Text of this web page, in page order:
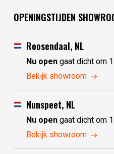
OPENINGSTIJDEN
Roosendaal, NL
Nu opengaat dicht om
zaterdag
zondag
maandag
dinsdag
woensdag
Bekijk showroom
Nunspeet, NL
Nu opengaat dicht om
zaterdag
zondag
Bekijk showroom